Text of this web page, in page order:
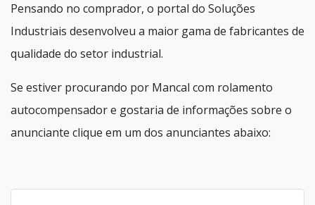
Pensando no comprador, o portal do Soluções
Industriais desenvolveu a maior gama de fabricantes de
qualidade do setor industrial.
Se estiver procurando por Mancal com rolamento
autocompensador e gostaria de informações sobre o
anunciante clique em um dos anunciantes abaixo: